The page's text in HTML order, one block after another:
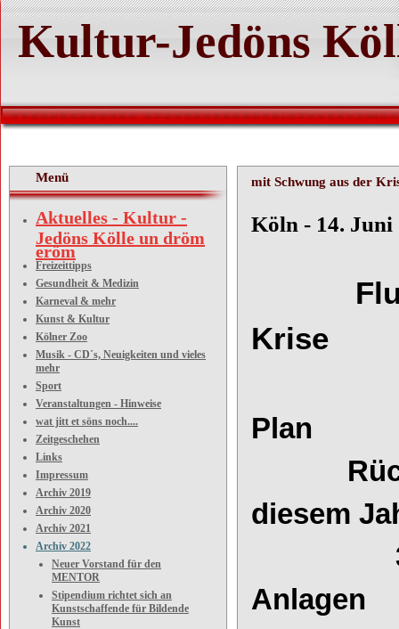
Kultur-Jedöns
Menü
Aktuelles - Kultur -
Jedöns Kölle un dröm
eröm
Freizeittipps
Gesundheit & Medizin
Karneval & mehr
Kunst & Kultur
Kölner Zoo
Musik - CD´s, Neuigkeiten und vieles
mehr
Sport
Veranstaltungen - Hinweise
wat jitt et söns noch....
Zeitgeschehen
Links
Impressum
Archiv 2019
Archiv 2020
Archiv 2021
Archiv 2022
Neuer Vorstand für den
MENTOR
Stipendium richtet sich an
Kunstschaffende für Bildende
Kunst
mit Schwung aus der
Köln - 14. Juni
Krise
Plan
diesem
3
Anlagen